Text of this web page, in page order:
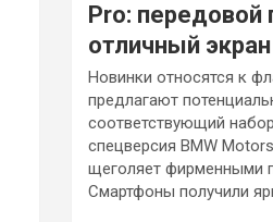
Pro: передовой
отличный экран
Новинки относятся к
предлагают
соответствующий
спецверсия BMW
щеголяет фирменными
Смартфоны получили